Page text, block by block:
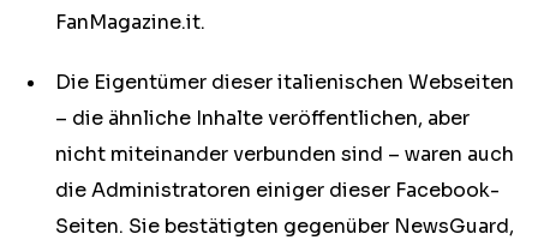
FanMagazine.it.
Die Eigentümer dieser italienischen Webseiten
– die ähnliche Inhalte veröffentlichen, aber
nicht miteinander verbunden sind – waren auch
die Administratoren einiger dieser Facebook-
Seiten. Sie bestätigten gegenüber NewsGuard,